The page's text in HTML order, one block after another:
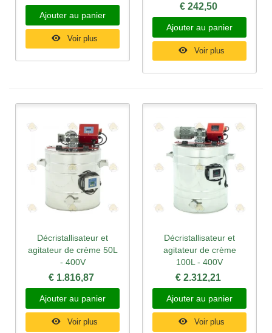
Ajouter au panier
Voir plus
€ 242,50
Ajouter au panier
Voir plus
Décristallisateur et
agitateur de crème 50L
- 400V
€ 1.816,87
Ajouter au panier
Voir plus
Décristallisateur et
agitateur de crème
100L - 400V
€ 2.312,21
Ajouter au panier
Voir plus